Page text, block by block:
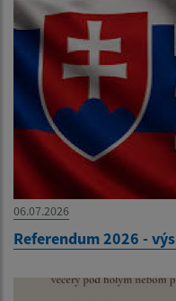
06.07.2026
Referendum 2026 -